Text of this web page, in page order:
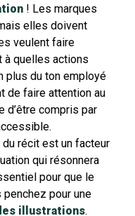
! Les marques
elles doivent
veulent faire
à quelles actions
plus du ton employé
de faire attention au
d’être compris par
du récit est un facteur
qui résonnera
pour que le
pour une
illustrations.